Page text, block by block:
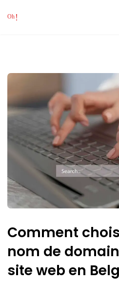
Comment
nom de
site web en